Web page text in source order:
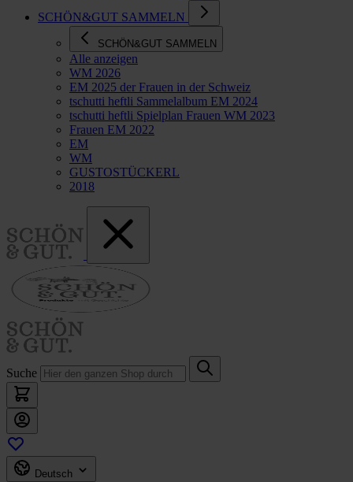
SCHÖN&GUT SAMMELN
SCHÖN&GUT SAMMELN
Alle anzeigen
WM 2026
EM 2025 der Frauen in der Schweiz
tschutti heftli Sammelalbum EM 2024
tschutti heftli Spielplan Frauen WM 2023
Frauen EM 2022
EM
WM
GUSTOSTÜCKERL
2018
Suche
Deutsch